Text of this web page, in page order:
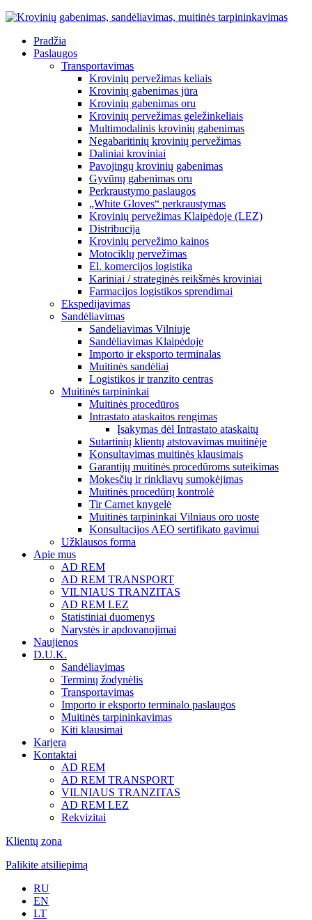
Pradžia
Paslaugos
Transportavimas
Krovinių pervežimas keliais
Krovinių gabenimas jūra
Krovinių gabenimas oru
Krovinių pervežimas geležinkeliais
Multimodalinis krovinių gabenimas
Negabaritinių krovinių pervežimas
Daliniai kroviniai
Pavojingų krovinių gabenimas
Gyvūnų gabenimas oru
Perkraustymo paslaugos
„White Gloves“ perkraustymas
Krovinių pervežimas Klaipėdoje (LEZ)
Distribucija
Krovinių pervežimo kainos
Motociklų pervežimas
El. komercijos logistika
Kariniai / strateginės reikšmės kroviniai
Farmacijos logistikos sprendimai
Ekspedijavimas
Sandėliavimas
Sandėliavimas Vilniuje
Sandėliavimas Klaipėdoje
Importo ir eksporto terminalas
Muitinės sandėliai
Logistikos ir tranzito centras
Muitinės tarpininkai
Muitinės procedūros
Intrastato ataskaitos rengimas
Įsakymas dėl Intrastato ataskaitų
Sutartinių klientų atstovavimas muitinėje
Konsultavimas muitinės klausimais
Garantijų muitinės procedūroms suteikimas
Mokesčių ir rinkliavų sumokėjimas
Muitinės procedūrų kontrolė
Tir Carnet knygelė
Muitinės tarpininkai Vilniaus oro uoste
Konsultacijos AEO sertifikato gavimui
Užklausos forma
Apie mus
AD REM
AD REM TRANSPORT
VILNIAUS TRANZITAS
AD REM LEZ
Statistiniai duomenys
Narystės ir apdovanojimai
Naujienos
D.U.K.
Sandėliavimas
Terminų žodynėlis
Transportavimas
Importo ir eksporto terminalo paslaugos
Muitinės tarpininkavimas
Kiti klausimai
Karjera
Kontaktai
AD REM
AD REM TRANSPORT
VILNIAUS TRANZITAS
AD REM LEZ
Rekvizitai
Klientų zona
Palikite atsiliepimą
RU
EN
LT